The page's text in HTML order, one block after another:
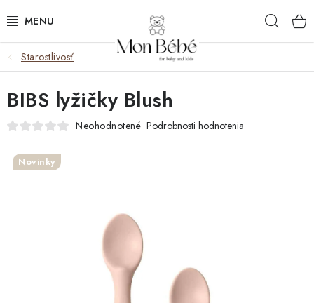
na
ZĽAVY
OBLEČENIE
VÝBAVA
STAROSTLIVOSŤ
Starostlivosť
BIBS lyžičky Blush
Neohodnotené Podrobnosti hodnotenia
Novinky